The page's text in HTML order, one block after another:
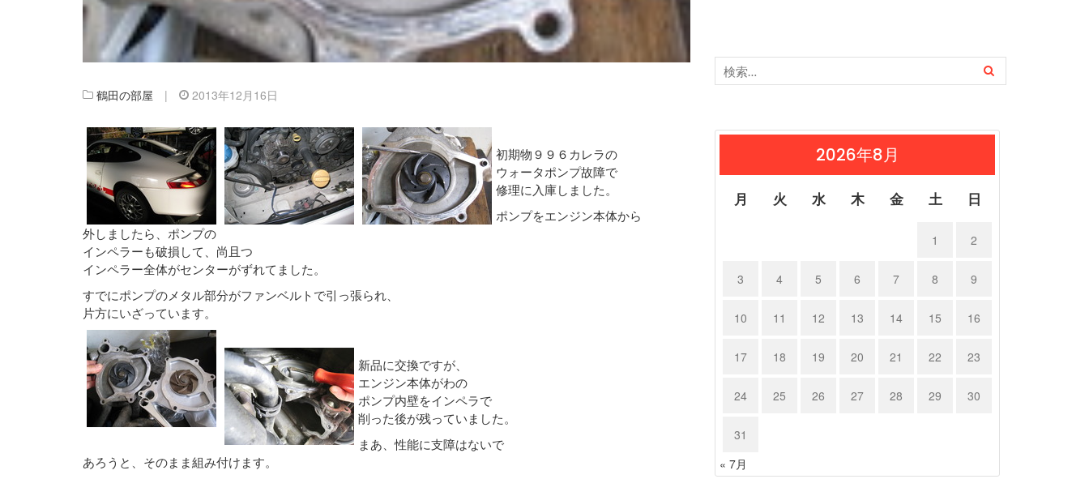
鶴田の部屋 | 2013年12月16日
初期物９９６カレラの
ウォータポンプ故障で
修理に入庫しました。
ポンプをエンジン本体から
外しましたら、ポンプの
インペラーも破損して、尚且つ
インペラー全体がセンターがずれてました。
すでにポンプのメタル部分がファンベルトで引っ張られ、
片方にいざっています。
新品に交換ですが、
エンジン本体がわの
ポンプ内壁をインペラで
削った後が残っていました。
まあ、性能に支障はないで
あろうと、そのまま組み付けます。
2026年8月
月 火 水 木 金 土 日
1 2
3 4 5 6 7 8 9
10 11 12 13 14 15 16
17 18 19 20 21 22 23
24 25 26 27 28 29 30
31
« 7月